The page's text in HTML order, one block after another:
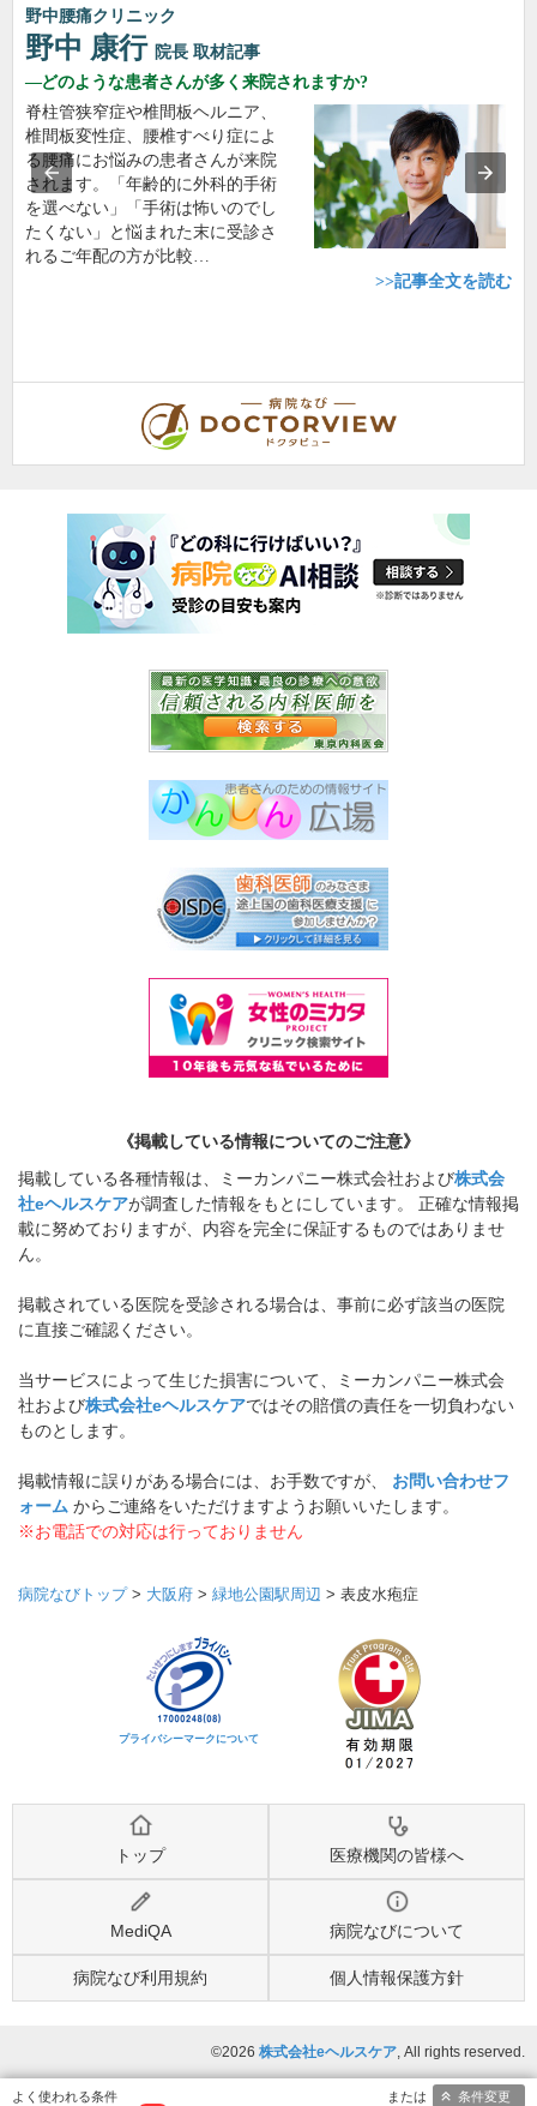
野中腰痛クリニック
野中 康行 院長 取材記事
どのような患者さんが多く来院されますか?
脊柱管狭窄症や椎間板ヘルニア、
椎間板変性症、腰椎すべり症によ
る腰痛にお悩みの患者さんが来院
されます。「年齢的に外科的手術
を選べない」「手術は怖いのでし
たくない」と悩まれた末に受診さ
れるご年配の方が比較…
>>記事全文を読む
《掲載している情報についてのご注意》
掲載している各種情報は、ミーカンパニー株式会社および株式会
社eヘルスケアが調査した情報をもとにしています。 正確な情報掲
載に努めておりますが、内容を完全に保証するものではありませ
ん。
掲載されている医院を受診される場合は、事前に必ず該当の医院
に直接ご確認ください。
当サービスによって生じた損害について、ミーカンパニー株式会
社および株式会社eヘルスケアではその賠償の責任を一切負わない
ものとします。
掲載情報に誤りがある場合には、お手数ですが、 お問い合わせフ
ォーム からご連絡をいただけますようお願いいたします。
※お電話での対応は行っておりません
病院なびトップ> 大阪府 > 緑地公園駅周辺 > 表皮水疱症
プライバシーマークについて
トップ 医療機関の皆様へ
MediQA 病院なびについて
病院なび利用規約 個人情報保護方針
©2026 株式会社eヘルスケア, All rights reserved.
条件変更